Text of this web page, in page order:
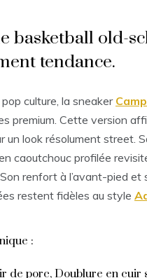
basketball old-
tendance.
culture, la sneaker
premium. Cette version
un look résolument street.
caoutchouc profilée
Son renfort à l’avant-pied et
restent fidèles au style
:
de porc, Doublure en cuir